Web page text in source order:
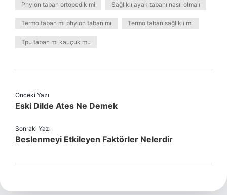
Phylon taban ortopedik mi Sağlıklı ayak tabanı nasıl olmalı
Termo taban mı phylon taban mı Termo taban sağlıklı mı
Tpu taban mı kauçuk mu
Önceki Yazı
Eski Dilde Ates Ne Demek
Sonraki Yazı
Beslenmeyi Etkileyen Faktörler Nelerdir